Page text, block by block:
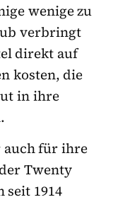
wenige zu
verbringt
direkt auf
kosten, die
in ihre
auch für ihre
Twenty
1914